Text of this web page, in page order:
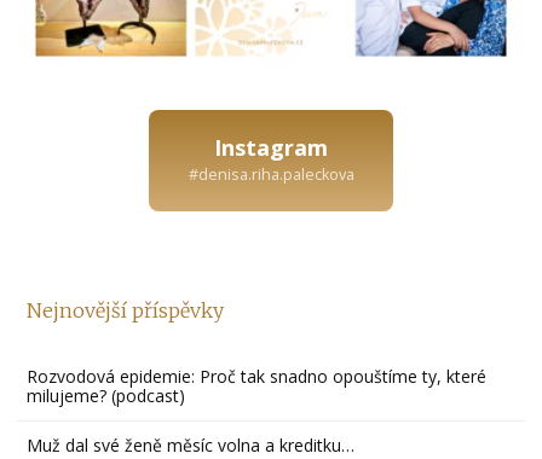
Instagram
#denisa.riha.paleckova
Nejnovější příspěvky
Rozvodová epidemie: Proč tak snadno opouštíme ty, které
milujeme? (podcast)
Muž dal své ženě měsíc volna a kreditku…